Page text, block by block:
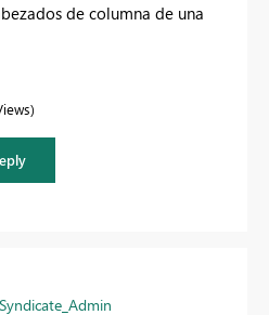
de columna de una
Syndicate_Admin